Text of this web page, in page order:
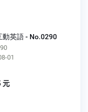
動英語 - No.0290
01
元